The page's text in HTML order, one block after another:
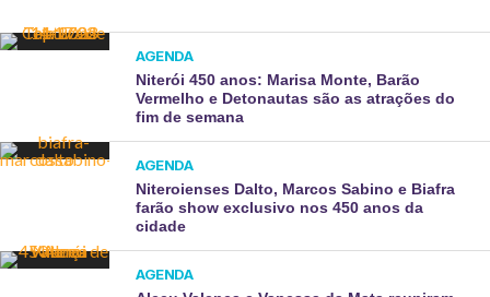
AGENDA
Niterói 450 anos: Marisa Monte, Barão
Vermelho e Detonautas são as atrações do
fim de semana
AGENDA
Niteroienses Dalto, Marcos Sabino e Biafra
farão show exclusivo nos 450 anos da
cidade
AGENDA